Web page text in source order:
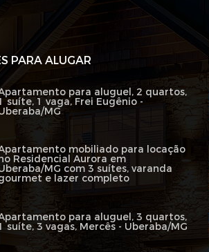
PARA ALUGAR
para aluguel, 2 quartos,
suíte, 1 vaga, Frei Eugênio -
MG
mobiliado para locação
Residencial Aurora em
MG com 3 suítes, varanda
e lazer completo
para aluguel, 3 quartos,
suíte, 3 vagas, Mercês - Uberaba/MG